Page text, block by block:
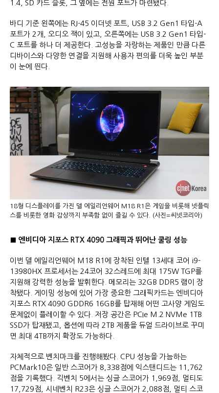
1.4, SD 카드 슬롯, 그 옆에는 전원 포트가 마련됐다.
바디 기준 왼쪽에는 RJ-45 이더넷 포트, USB 3.2 Gen1 타입-A
포트가 2개, 오디오 잭이 있고, 오른쪽에는 USB 3.2 Gen1 타입-
C 포트를 하나 더 제공한다. 고성능을 자랑하는 제품인 만큼 다른
디바이스와 다양한 연결을 지원해 사용자 편의를 더욱 높인 부분
이 눈에 띈다.
18형 디스플레이를 가진 델 에일리언웨어 M18 R1은 게임을 비롯해 넷플릭
스를 비롯한 영화 감상까지 부족함 없이 즐길 수 있다. (사진=씨넷코리아)
■ 엔비디아 지포스 RTX 4090 그래픽과 뛰어난 쿨링 성능
이번 델 에일리언웨어 M18 R1에 장착된 인텔 13세대 코어 i9-
13980HX 프로세서는 24코어 32스레드에 최대 175W TGP를
지원해 강력한 성능을 발휘한다. 메모리는 32GB DDR5 램이 장
착됐다. 게이밍 성능에 있어 가장 중요한 그래픽카드는 엔비디아
지포스 RTX 4090 GDDR6 16GB를 탑재해 어떤 고사양 게임도
문제없이 플레이할 수 있다. 저장 공간은 PCIe M.2 NVMe 1TB
SSD가 탑재됐고, 옵션에 따라 2TB 제품을 듀얼 드라이브로 꾸미
면 최대 4TB까지 확장도 가능하다.
자체적으로 벤치마크를 진행해봤다. CPU 성능을 가늠하는
PCMark10은 일반 스코어가 8,338점에 익스탠디드는 11,762
점을 기록했다. 긱벤치 5에서는 싱글 스코어가 1,969점, 멀티도
17,729점, 시네벤치 R23은 싱글 스코어가 2,088점, 멀티 스코